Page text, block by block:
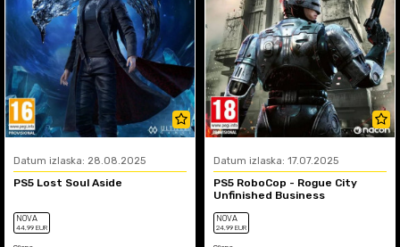
Datum izlaska: 28.08.2025
PS5 Lost Soul Aside
NOVA
44,99 EUR
Datum izlaska: 17.07.2025
PS5 RoboCop - Rogue City
Unfinished Business
NOVA
24,99 EUR